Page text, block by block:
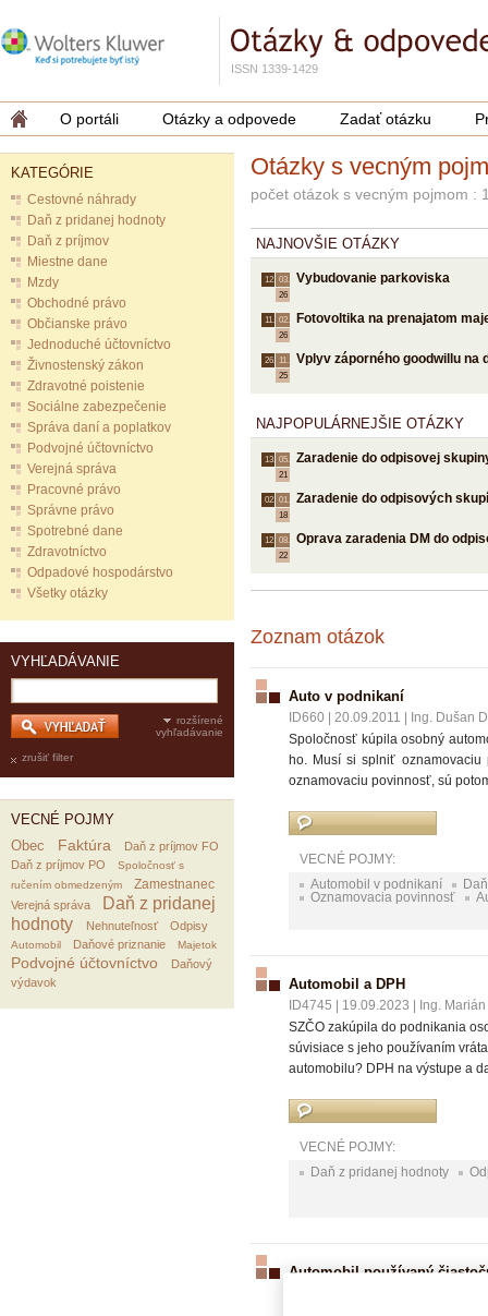
ISSN 1339-1429
O portáli Otázky a odpovede Zadať otázku
KATEGÓRIE
Cestovné náhrady
Daň z pridanej hodnoty
Daň z príjmov
Miestne dane
Mzdy
Obchodné právo
Občianske právo
Jednoduché účtovníctvo
Živnostenský zákon
Zdravotné poistenie
Sociálne zabezpečenie
Správa daní a poplatkov
Podvojné účtovníctvo
Verejná správa
Pracovné právo
Správne právo
Spotrebné dane
Zdravotníctvo
Odpadové hospodárstvo
Všetky otázky
VYHĽADÁVANIE
rozšírené
vyhľadávanie
zrušiť filter
VECNÉ POJMY
Obec
Faktúra
Daň z príjmov FO
Daň z príjmov PO
Spoločnosť s
ručením obmedzeným
Zamestnanec
Verejná správa
Daň z pridanej
hodnoty
Nehnuteľnosť Odpisy
Automobil Daňové priznanie Majetok
Podvojné účtovníctvo
Daňový
výdavok
Otázky s vecným
počet otázok s vecným pojmom :
NAJNOVŠIE OTÁZKY
12. 03.
26
Vybudovanie parkoviska
11. 02.
26
Fotovoltika na prenajatom
26. 11.
25
Vplyv záporného goodwillu na
NAJPOPULÁRNEJŠIE OTÁZKY
13. 05.
21
Zaradenie do odpisovej
02. 01.
18
Zaradenie do odpisových
12. 08.
22
Oprava zaradenia DM do
Zoznam otázok
Auto v podnikaní
ID660 20.09.2011
Ing. Dušan
Spoločnosť kúpila osobný
ho. Musí si splniť
oznamovaciu povinnosť, sú
VECNÉ POJMY:
Automobil v podnikaní
Oznamovacia povinnosť
Automobil a DPH
ID4745 19.09.2023
Ing.
SZČO zakúpila do podnikania
súvisiace s jeho používaním
automobilu? DPH na výstupe a
VECNÉ POJMY:
Daň z pridanej hodnoty
Automobil používaný